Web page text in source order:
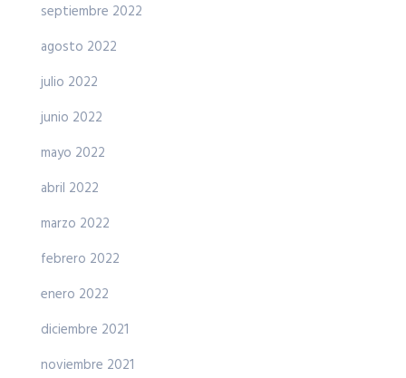
septiembre 2022
agosto 2022
julio 2022
junio 2022
mayo 2022
abril 2022
marzo 2022
febrero 2022
enero 2022
diciembre 2021
noviembre 2021